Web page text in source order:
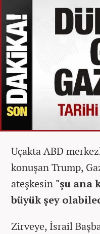
Uçakta ABD
konuşan Trump,
ateşkesin "şu ana
büyük şey
Zirveye, İsrail